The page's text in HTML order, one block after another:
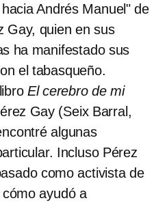
Andrés Manuel" de
Gay, quien en sus
ha manifestado sus
el tabasqueño.
El cerebro de mi
Gay (Seix Barral,
algunas
Incluso Pérez
como activista de
ayudó a